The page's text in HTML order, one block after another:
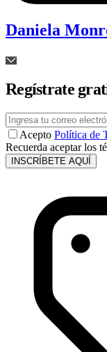
Daniela
Regístrate
Acepto Política de
Recuerda aceptar los
INSCRÍBETE AQUÍ